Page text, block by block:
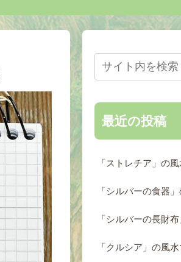
最近の投稿
「ストレチア」の
「シルバーの食器
「シルバーの長財
「クルシア」の風